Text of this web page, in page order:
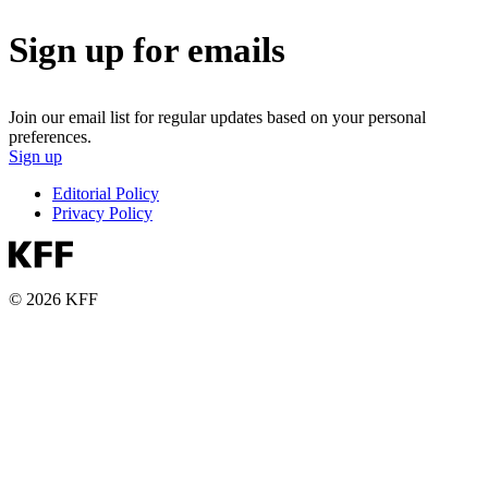
Sign up for emails
Join our email list for regular updates based on your personal
preferences.
Sign up
Editorial Policy
Privacy Policy
© 2026 KFF